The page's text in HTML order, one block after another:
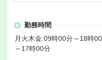
勤務時間
月火木金:09時00分～18時
～17時00分